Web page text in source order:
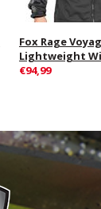
Fox Rage
Lightweight
€94,99